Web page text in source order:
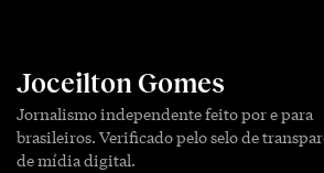
Joceilton Gomes
Jornalismo independente feito por e para
brasileiros. Verificado pelo selo de
de mídia digital.